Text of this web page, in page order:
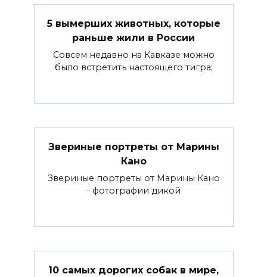
5 вымерших животных, которые
раньше жили в России
Совсем недавно на Кавказе можно
было встретить настоящего тигра;
Звериные портреты от Марины
Кано
Звериные портреты от Марины Кано
- фотографии дикой
10 самых дорогих собак в мире,